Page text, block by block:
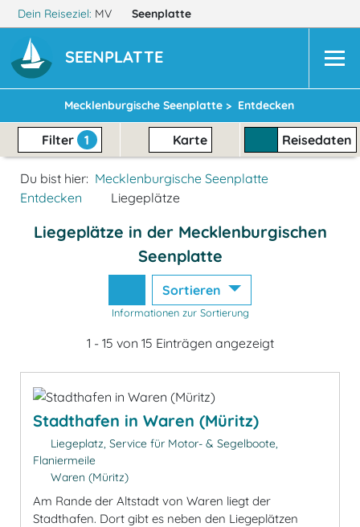
Dein Reiseziel: MV Seenplatte
SEENPLATTE
Mecklenburgische Seenplatte > Entdecken
Filter 1 Karte Reisedaten
Du bist hier: Mecklenburgische Seenplatte
Entdecken
Liegeplätze
Liegeplätze in der Mecklenburgischen
Seenplatte
Sortieren
Informationen zur Sortierung
1 - 15 von 15 Einträgen angezeigt
Stadthafen in Waren (Müritz)
Liegeplatz, Service für Motor- & Segelboote,
Flaniermeile
Waren (Müritz)
Am Rande der Altstadt von Waren liegt der
Stadthafen. Dort gibt es neben den Liegeplätzen